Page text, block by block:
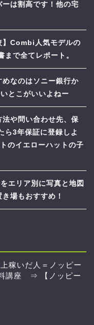
は割高です！他の宅
】Combi人気モデルの
で全てレポート。
なのはソニー銀行か
とこがいいよねー
や問い合わせ先、保
ら3年保証に登録しよ
のイエローハットの子
エリア別に写真と地図
場もおすすめ！
稼いだ人＝ノッピー
料講座 ⇒
【ノッピー